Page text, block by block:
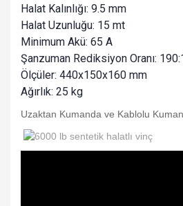
Halat Kalınlığı: 9.5 mm
Halat Uzunluğu: 15 mt
Minimum Akü: 65 A
Şanzuman Rediksiyon Oranı:
Ölçüler: 440x150x160 mm
Ağırlık: 25 kg
Uzaktan Kumanda ve Kablolu